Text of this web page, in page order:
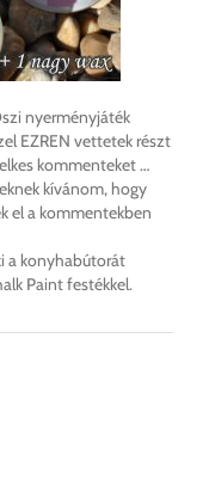
nyerményjáték
EZREN vettetek részt
kommenteket …
kívánom, hogy
el a kommentekben
a konyhabútorát
Paint festékkel.